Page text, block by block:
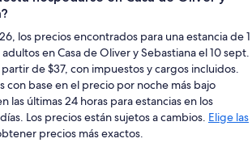
los precios encontrados para una estancia de 1
en Casa de Oliver y Sebastiana el 10 sept.
de $37, con impuestos y cargos incluidos.
con base en el precio por noche más bajo
las últimas 24 horas para estancias en los
Los precios están sujetos a cambios. Elige las
precios más exactos.